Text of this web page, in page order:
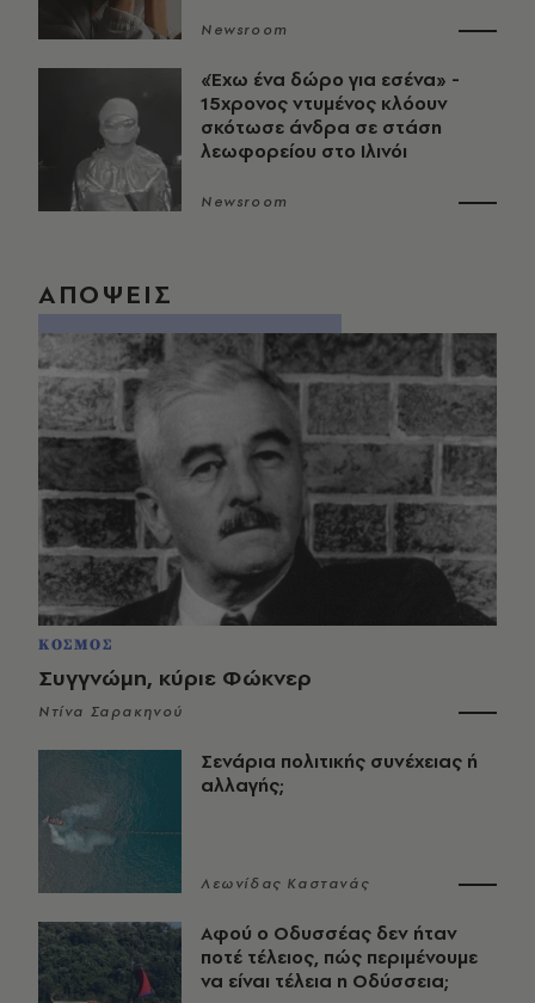
Newsroom
«Έχω ένα δώρο για εσένα» -
15χρονος ντυμένος κλόουν
σκότωσε άνδρα σε στάση
λεωφορείου στο Ιλινόι
Newsroom
ΑΠΟΨΕΙΣ
ΚΟΣΜΟΣ
Συγγνώμη, κύριε Φώκνερ
Ντίνα Σαρακηνού
Σενάρια πολιτικής συνέχειας ή
αλλαγής;
Λεωνίδας Καστανάς
Αφού ο Οδυσσέας δεν ήταν
ποτέ τέλειος, πώς περιμένουμε
να είναι τέλεια η Οδύσσεια;